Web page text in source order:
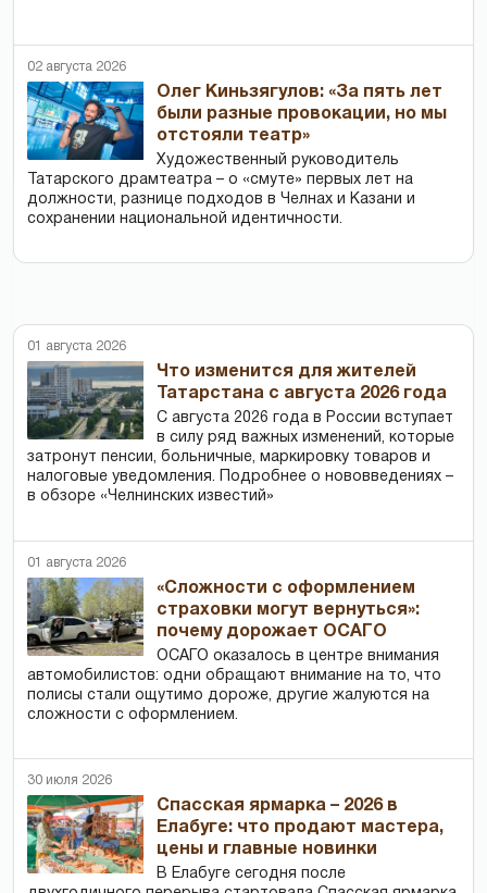
02 августа 2026
Олег Киньзягулов: «За пять лет
были разные провокации, но мы
отстояли театр»
Художественный руководитель
Татарского драмтеатра – о «смуте» первых лет на
должности, разнице подходов в Челнах и Казани и
сохранении национальной идентичности.
01 августа 2026
Что изменится для жителей
Татарстана с августа 2026 года
С августа 2026 года в России вступает
в силу ряд важных изменений, которые
затронут пенсии, больничные, маркировку товаров и
налоговые уведомления. Подробнее о нововведениях –
в обзоре «Челнинских известий»
01 августа 2026
«Сложности с оформлением
страховки могут вернуться»:
почему дорожает ОСАГО
ОСАГО оказалось в центре внимания
автомобилистов: одни обращают внимание на то, что
полисы стали ощутимо дороже, другие жалуются на
сложности с оформлением.
30 июля 2026
Спасская ярмарка – 2026 в
Елабуге: что продают мастера,
цены и главные новинки
В Елабуге сегодня после